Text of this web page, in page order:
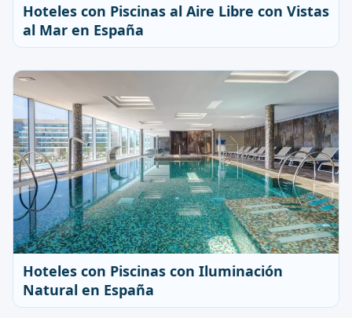
Hoteles con Piscinas al Aire Libre con Vistas
al Mar en España
Hoteles con Piscinas con Iluminación
Natural en España